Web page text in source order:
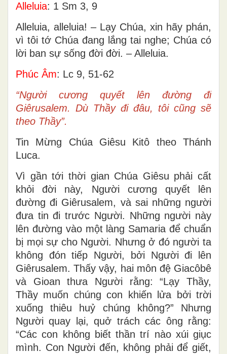
Alleluia: 1 Sm 3, 9
Alleluia, alleluia! – Lạy Chúa, xin hãy phán,
vì tôi tớ Chúa đang lắng tai nghe; Chúa có
lời ban sự sống đời đời. – Alleluia.
Phúc Âm: Lc 9, 51-62
“Người cương quyết lên đường đi
Giêrusalem. Dù Thầy đi đâu, tôi cũng sẽ
theo Thầy”.
Tin Mừng Chúa Giêsu Kitô theo Thánh
Luca.
Vì gần tới thời gian Chúa Giêsu phải cất
khỏi đời này, Người cương quyết lên
đường đi Giêrusalem, và sai những người
đưa tin đi trước Người. Những người này
lên đường vào một làng Samaria để chuẩn
bị mọi sự cho Người. Nhưng ở đó người ta
không đón tiếp Người, bởi Người đi lên
Giêrusalem. Thấy vậy, hai môn đệ Giacôbê
và Gioan thưa Người rằng: “Lạy Thầy,
Thầy muốn chúng con khiến lửa bởi trời
xuống thiêu huỷ chúng không?” Nhưng
Người quay lại, quở trách các ông rằng:
“Các con không biết thần trí nào xúi giục
mình. Con Người đến, không phải để giết,